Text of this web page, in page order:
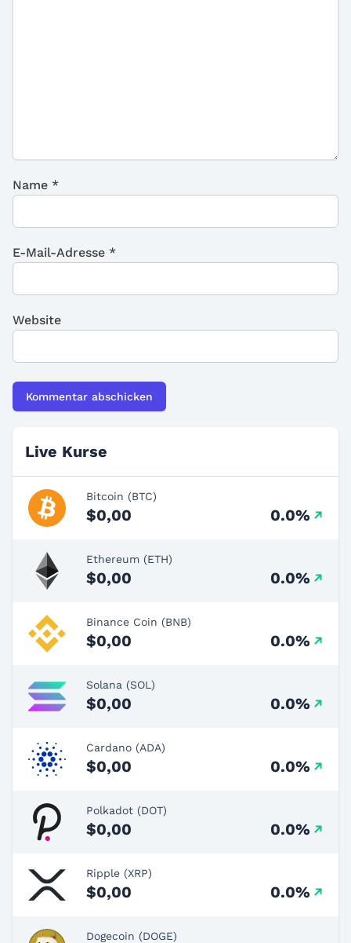
Name *
E-Mail-Adresse *
Website
Live Kurse
Bitcoin (BTC)
$0,00 0.0%
Ethereum (ETH)
$0,00 0.0%
Binance Coin (BNB)
$0,00 0.0%
Solana (SOL)
$0,00 0.0%
Cardano (ADA)
$0,00 0.0%
Polkadot (DOT)
$0,00 0.0%
Ripple (XRP)
$0,00 0.0%
Dogecoin (DOGE)